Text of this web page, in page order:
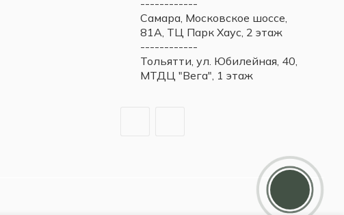
------------
Самара, Московское шоссе,
81А, ТЦ Парк Хаус, 2 этаж
------------
Тольятти, ул. Юбилейная, 40,
МТДЦ "Вега", 1 этаж